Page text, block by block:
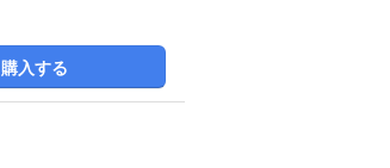
購入する